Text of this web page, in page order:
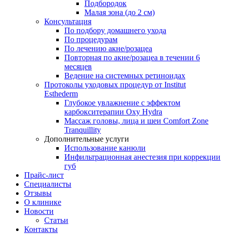
Подбородок
Малая зона (до 2 см)
Консультация
По подбору домашнего ухода
По процедурам
По лечению акне/розацеа
Повторная по акне/розацеа в течении 6
месяцев
Ведение на системных ретиноидах
Протоколы уходовых процедур от Institut
Esthederm
Глубокое увлажнение с эффектом
карбокситерапии Oxy Hydra
Массаж головы, лица и шеи Comfort Zone
Tranquillity
Дополнительные услуги
Использование канюли
Инфильтрационная анестезия при коррекции
губ
Прайс-лист
Специалисты
Отзывы
О клинике
Новости
Статьи
Контакты